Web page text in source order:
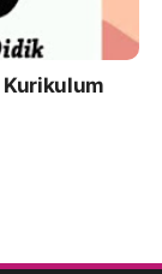
Kurikulum